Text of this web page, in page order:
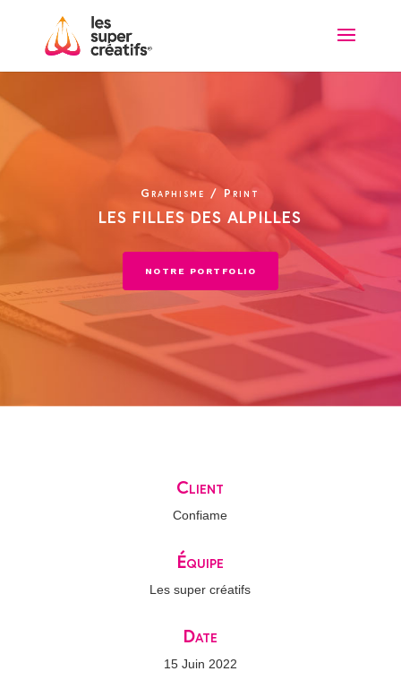
Graphisme / Print
LES FILLES DES ALPILLES
NOTRE PORTFOLIO
Client
Confiame
Équipe
Les super créatifs
Date
15 Juin 2022